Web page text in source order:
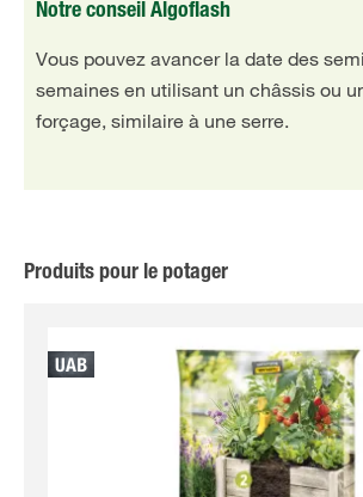
Notre conseil Algoflash
Vous pouvez avancer la date des
semaines en utilisant un châssis ou
forçage, similaire à une serre.
Produits pour le potager